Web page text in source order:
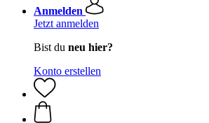
Anmelden
Jetzt anmelden
Bist du neu hier?
Konto erstellen